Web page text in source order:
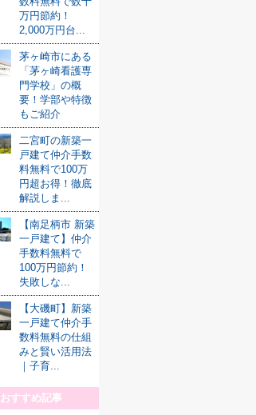
万円節約！
2,000万円台...
茅ヶ崎市にある
「茅ヶ崎看護専
門学校」の概
要！学部や特徴
もご紹介
二宮町の新築一
戸建て仲介手数
料無料で100万
円超お得！徹底
解説しま...
【南足柄市 新築
一戸建て】仲介
手数料無料で
100万円節約！
失敗しな...
【大磯町】新築
一戸建て仲介手
数料無料の仕組
みと賢い活用法
｜子育...
おすすめ記事